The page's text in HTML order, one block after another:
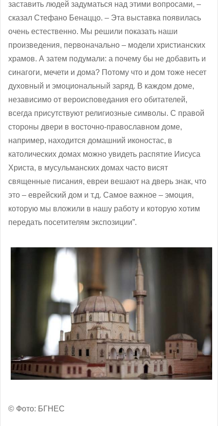
заставить людей задуматься над этими вопросами, –
сказал Стефано Бенаццо. ‒ Эта выставка появилась
очень естественно. Мы решили показать наши
произведения, первоначально – модели христианских
храмов. А затем подумали: а почему бы не добавить и
синагоги, мечети и дома? Потому что и дом тоже несет
духовный и эмоциональный заряд. В каждом доме,
независимо от вероисповедания его обитателей,
всегда присутствуют религиозные символы. С правой
стороны двери в восточно-православном доме,
например, находится домашний иконостас, в
католических домах можно увидеть распятие Иисуса
Христа, в мусульманских домах часто висят
священные писания, евреи вешают на дверь знак, что
это – еврейский дом и т.д. Самое важное – эмоция,
которую мы вложили в нашу работу и которую хотим
передать посетителям экспозиции”.
© Фото: БГНЕС